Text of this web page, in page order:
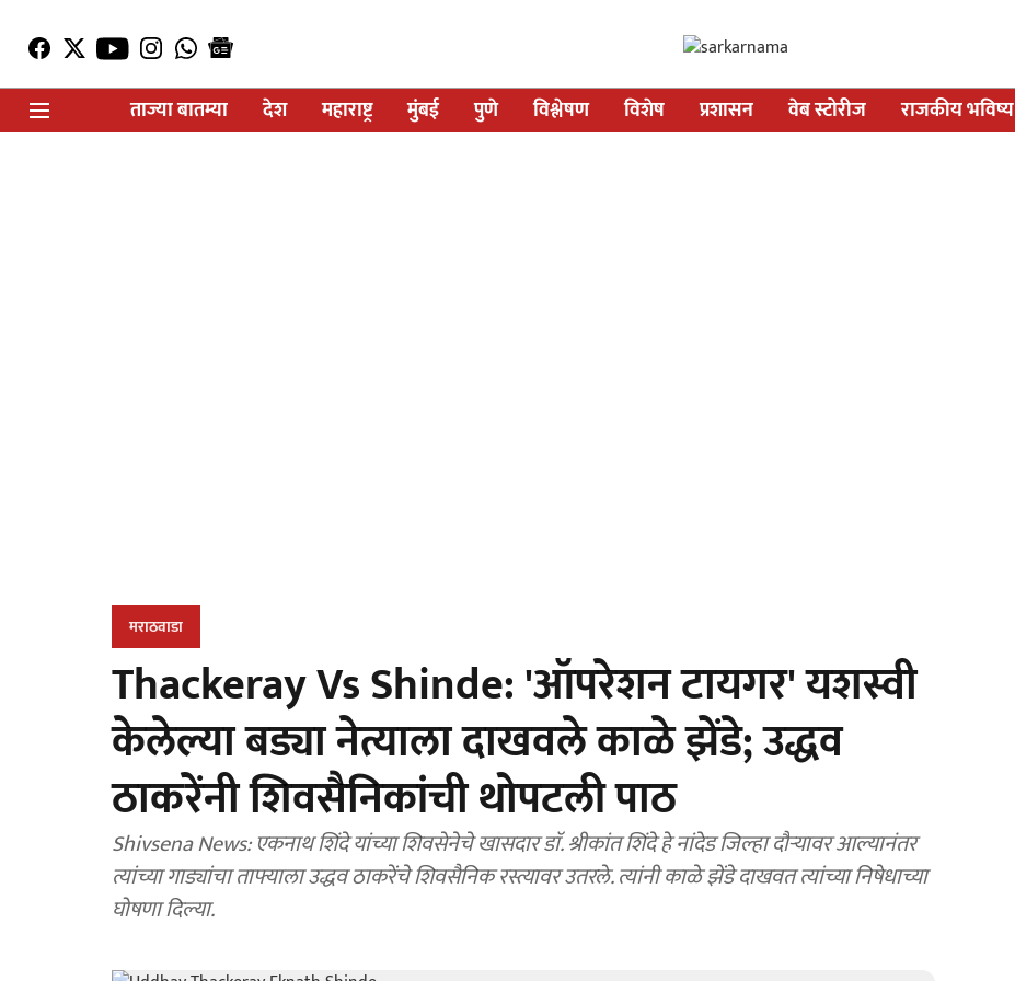
ताज्या बातम्या
देश महाराष्ट्र मुंबई पुणे विश्लेषण विशेष प्रशासन वेब स्टोरीज राजकीय भविष्य
मराठवाडा
Thackeray Vs Shinde: 'ऑपरेशन टायगर' यशस्वी
केलेल्या बड्या नेत्याला दाखवले काळे झेंडे; उद्धव
ठाकरेंनी शिवसैनिकांची थोपटली पाठ
Shivsena News: एकनाथ शिंदे यांच्या शिवसेनेचे खासदार डाॅ. श्रीकांत शिंदे हे नांदेड जिल्हा दौऱ्यावर आल्यानंतर
त्यांच्या गाड्यांचा ताफ्याला उद्धव ठाकरेंचे शिवसैनिक रस्त्यावर उतरले. त्यांनी काळे झेंडे दाखवत त्यांच्या निषेधाच्या
घोषणा दिल्या.